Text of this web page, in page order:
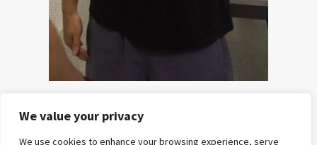
We value your privacy
We use cookies to enhance your browsing experience, serve
HOME POSTS CURSOSE- REFERÊNCIAS
SOBRECONTATO